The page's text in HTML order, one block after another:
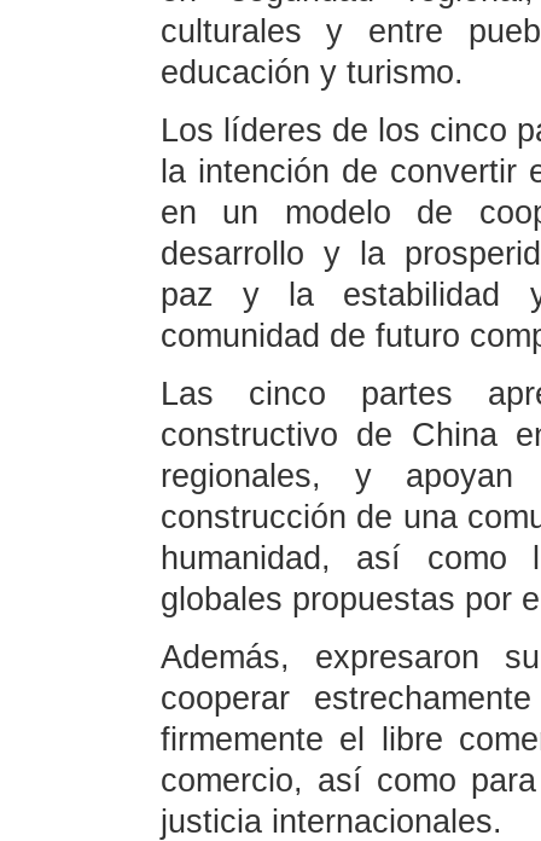
culturales y entre
educación y turismo.
Los líderes de los cinco
la intención de convertir
en un modelo de
desarrollo y la
paz y la estabilidad
comunidad de futuro
Las cinco partes
constructivo de China
regionales, y
construcción de una
humanidad, así como
globales propuestas por
Además, expresaron
cooperar
firmemente el libre
comercio, así como
justicia internacionales.